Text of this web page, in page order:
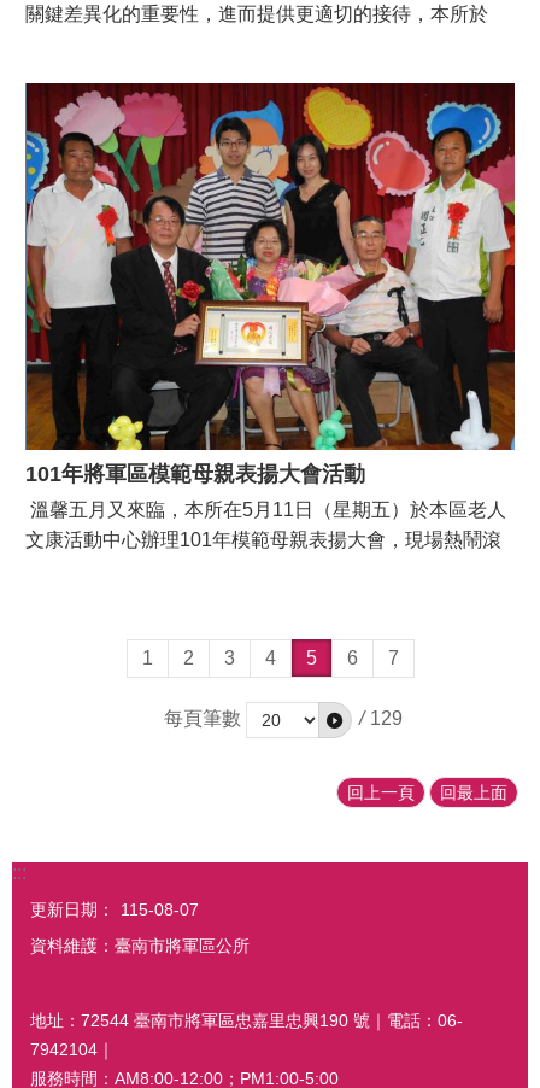
關鍵差異化的重要性，進而提供更適切的接待，本所於
服務課程，老師妙語如珠加上互動式溝通，現場笑聲連
連，在歡樂氣氛中劃下完美句點。
101年將軍區模範母親表揚大會活動
溫馨五月又來臨，本所在5月11日（星期五）於本區老人
文康活動中心辦理101年模範母親表揚大會，現場熱鬧滾
1 2 3 4 5 6 7
每頁筆數 / 129
回上一頁 回最上面
:::
更新日期：
115-08-07
資料維護：臺南市將軍區公所
地址：72544 臺南市將軍區忠嘉里忠興190 號｜電話：06-
7942104｜
服務時間：AM8:00-12:00；PM1:00-5:00